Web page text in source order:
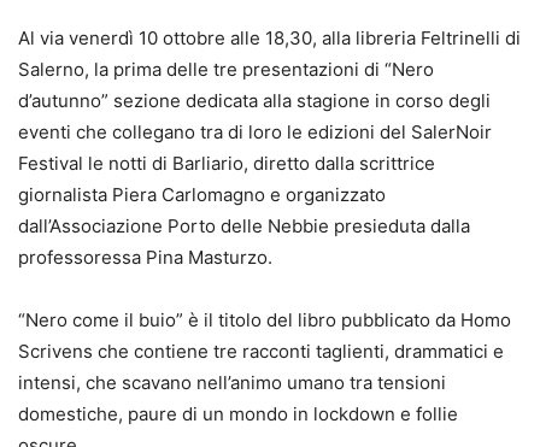
Al via venerdì 10 ottobre alle 18,30, alla libreria Feltrinelli di
Salerno, la prima delle tre presentazioni di “Nero
d’autunno” sezione dedicata alla stagione in corso degli
eventi che collegano tra di loro le edizioni del SalerNoir
Festival le notti di Barliario, diretto dalla scrittrice
giornalista Piera Carlomagno e organizzato
dall’Associazione Porto delle Nebbie presieduta dalla
professoressa Pina Masturzo.
“Nero come il buio” è il titolo del libro pubblicato da Homo
Scrivens che contiene tre racconti taglienti, drammatici e
intensi, che scavano nell’animo umano tra tensioni
domestiche, paure di un mondo in lockdown e follie